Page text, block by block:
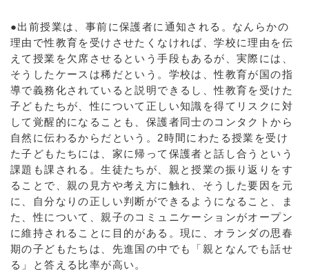
●出前授業は、事前に保護者に通知される。なんらかの
理由で性教育を受けさせたくなければ、学校に理由を伝
えて授業を欠席させるという手段もあるが、実際には、
そうしたケースは稀だという。学校は、性教育が国の指
導で義務化されていると説明できるし、性教育を受けた
子どもたちが、性について正しい知識を得てリスクに対
して覚醒的になることも、保護者同士のコンタクトから
自然に伝わるからだという。2時間にわたる授業を受け
た子どもたちには、家に帰って保護者と話し合うという
課題も課される。生徒たちが、親と授業の振り返りをす
ることで、親の見方や考え方に触れ、そうした要因を元
に、自分なりの正しい判断ができるようになること、ま
た、性について、親子のコミュニケーションがオープン
に維持されることに目的がある。現に、オランダの思春
期の子どもたちは、先進国の中でも「親となんでも話せ
る」と答える比率が高い。